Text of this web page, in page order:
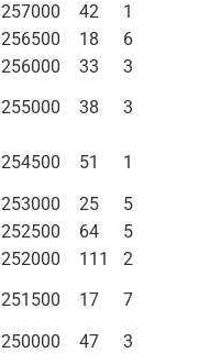
257000 42
1
256500 18
6
256000 33
3
255000 38 3
254500 51
1
253000 25
5
252500 64
5
252000 111
2
251500 17
7
250000 47
3